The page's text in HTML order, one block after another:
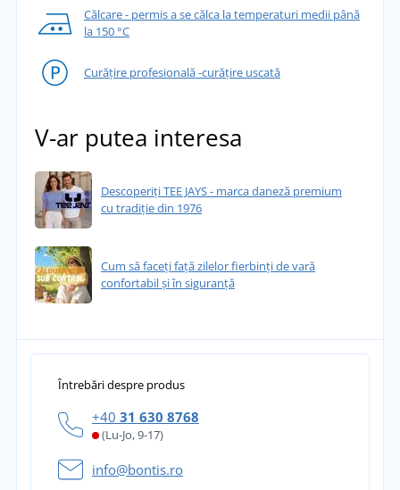
Călcare - permis a se călca la temperaturi medii până
la 150 °C
Curățire profesională -curățire uscată
V-ar putea interesa
Descoperiți TEE JAYS - marca daneză premium
cu tradiție din 1976
Cum să faceți față zilelor fierbinți de vară
confortabil și în siguranță
Întrebări despre produs
+40 31 630 8768
(Lu-Jo, 9-17)
info@bontis.ro